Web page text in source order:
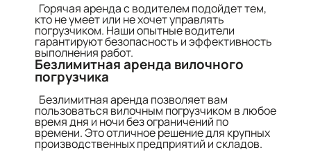
Горячая аренда с водителем подойдет тем,
кто не умеет или не хочет управлять
погрузчиком. Наши опытные водители
гарантируют безопасность и эффективность
выполнения работ.
Безлимитная аренда вилочного
погрузчика
Безлимитная аренда позволяет вам
пользоваться вилочным погрузчиком в любое
время дня и ночи без ограничений по
времени. Это отличное решение для крупных
производственных предприятий и складов.